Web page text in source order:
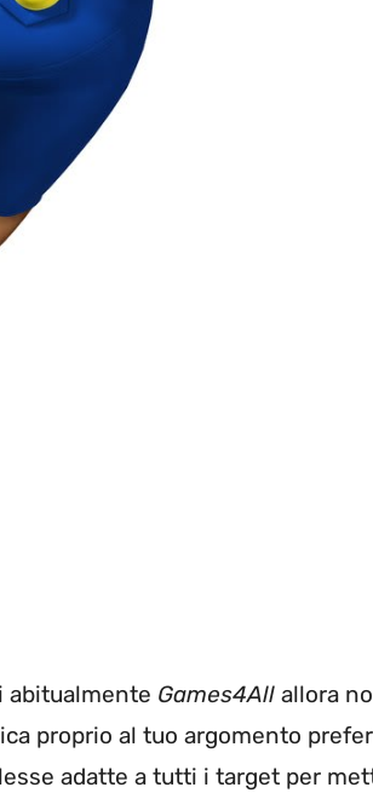
abitualmente Games4All allora
proprio al tuo argomento
adatte a tutti i target per